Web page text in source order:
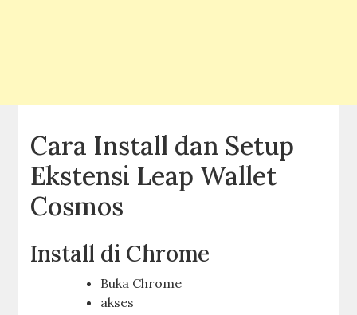
Cara Install dan Setup
Ekstensi Leap Wallet
Cosmos
Install di Chrome
Buka Chrome
akses